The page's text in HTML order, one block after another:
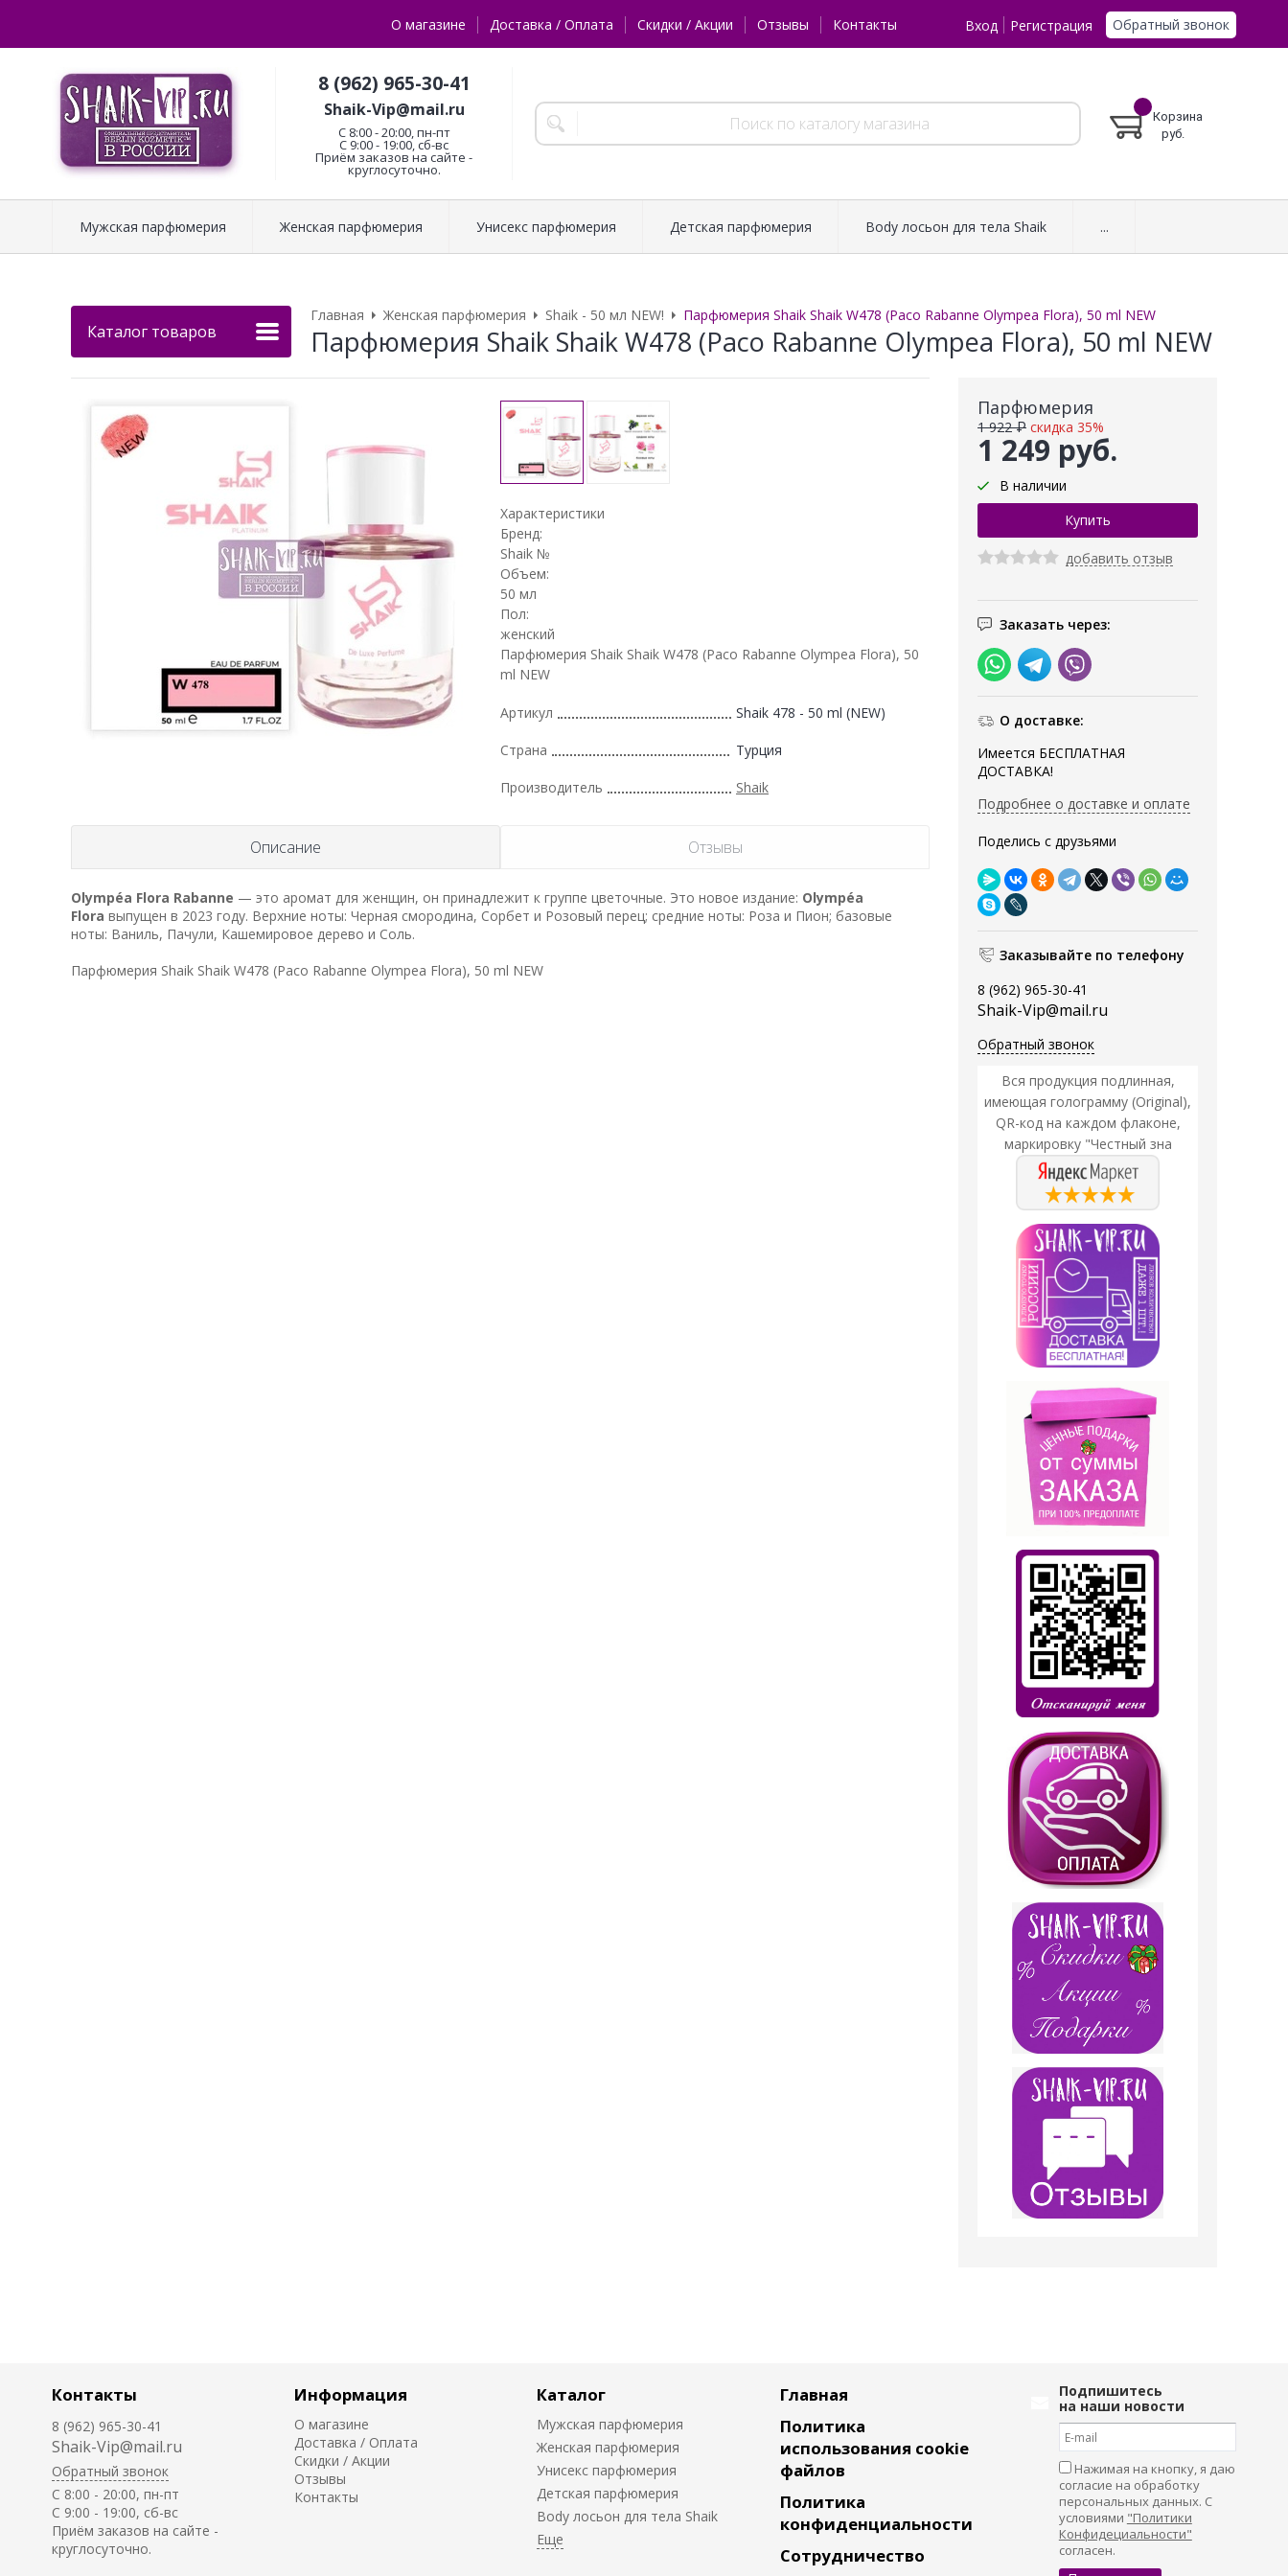
О магазине Доставка / Оплата Скидки / Акции Отзывы Контакты Вход Регистрация Обратный звонок
8 (962) 965-30-41
Shaik-Vip@mail.ru
C 8:00 - 20:00, пн-пт
С 9:00 - 19:00, сб-вс
Приём заказов на сайте -
круглосуточно.
Корзина
руб.
Мужская парфюмерия Женская парфюмерия Унисекс парфюмерия Детская парфюмерия Body лосьон для тела Shaik ...
Каталог товаров
Главная Женская парфюмерия Shaik - 50 мл NEW! Парфюмерия Shaik Shaik W478 (Paco Rabanne Olympea Flora), 50 ml NEW
Парфюмерия Shaik Shaik W478 (Paco Rabanne Olympea Flora), 50 ml NEW
Парфюмерия
1 249 руб.
1 922 ₽ скидка 35%
В наличии
добавить отзыв
Заказать через:
О доставке:
Имеется БЕСПЛАТНАЯ
ДОСТАВКА!
Подробнее о доставке и оплате
Поделись с друзьями
Заказывайте по телефону
8 (962) 965-30-41
Shaik-Vip@mail.ru
Обратный звонок
Вся продукция подлинная,
имеющая голограмму (Original),
QR-код на каждом флаконе,
маркировку "Честный зна
Характеристики
Бренд:
Shaik №
Объем:
50 мл
Пол:
женский
Парфюмерия Shaik Shaik W478 (Paco Rabanne Olympea Flora), 50
ml NEW
Артикул Shaik 478 - 50 ml (NEW)
Страна Турция
Производитель Shaik
Описание Отзывы
Olympéa Flora Rabanne — это аромат для женщин, он принадлежит к группе цветочные. Это новое издание: Olympéa
Flora выпущен в 2023 году. Верхние ноты: Черная смородина, Сорбет и Розовый перец; средние ноты: Роза и Пион; базовые
ноты: Ваниль, Пачули, Кашемировое дерево и Соль.
Парфюмерия Shaik Shaik W478 (Paco Rabanne Olympea Flora), 50 ml NEW
Контакты
8 (962) 965-30-41
Shaik-Vip@mail.ru
Обратный звонок
C 8:00 - 20:00, пн-пт
С 9:00 - 19:00, сб-вс
Приём заказов на сайте -
круглосуточно.
Информация
О магазине
Доставка / Оплата
Скидки / Акции
Отзывы
Контакты
Каталог
Мужская парфюмерия
Женская парфюмерия
Унисекс парфюмерия
Детская парфюмерия
Body лосьон для тела Shaik
Главная
Политика
использования cookie
файлов
Политика
конфиденциальности
Сотрудничество
Подпишитесь
на наши новости
Нажимая на кнопку, я даю
согласие на обработку
персональных данных. С
условиями "Политики
Конфидециальности"
согласен.